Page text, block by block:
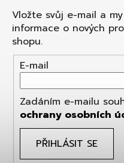
Vložte svůj e-mail a
informace o nových
shopu.
E-mail
Zadáním e-mailu
ochrany osobních
PŘIHLÁSIT SE